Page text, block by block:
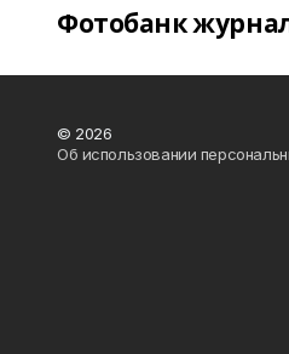
Фотобанк
© 2026
Об использовании